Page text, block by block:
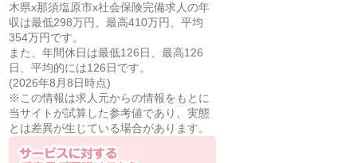
木県x那須塩原市x社会保険完備求人の年
収は最低298万円、最高410万円、平均
354万円です。
また、年間休日は最低126日、最高126
日、平均的には126日です。
(2026年8月8日時点)
※この情報は求人元からの情報をもとに
当サイトが試算した参考値であり、実態
とは差異が生じている場合があります。